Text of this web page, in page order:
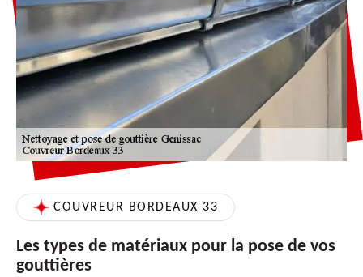
COUVREUR BORDEAUX 33
Les types de matériaux pour la pose de vos
gouttières